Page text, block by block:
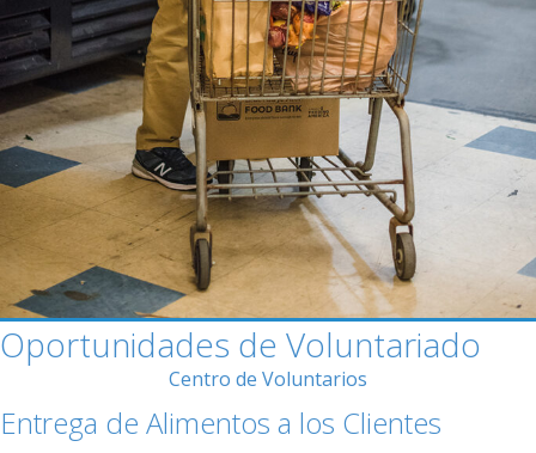
Oportunidades de Voluntariado
Centro de Voluntarios
Entrega de Alimentos a los Clientes